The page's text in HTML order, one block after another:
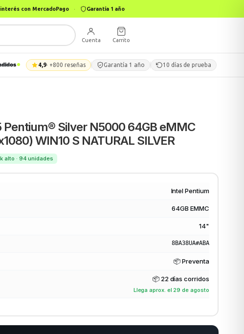
con MercadoPago · Garantía 1 año
Cuenta Carrito
4,9· +800 reseñas Garantía 1 año 10 días de prueba
Pentium® Silver N5000 64GB eMMC
WIN10 S NATURAL SILVER
alto · 94 unidades
Intel Pentium
64GB EMMC
14"
8BA38UA#ABA
📦 Preventa
📦 22 días corridos
Llega aprox. el 29 de agosto